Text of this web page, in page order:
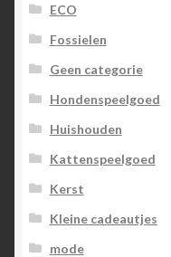
ECO
Fossielen
Geen categorie
Hondenspeelgoed
Huishouden
Kattenspeelgoed
Kerst
Kleine cadeautjes
mode